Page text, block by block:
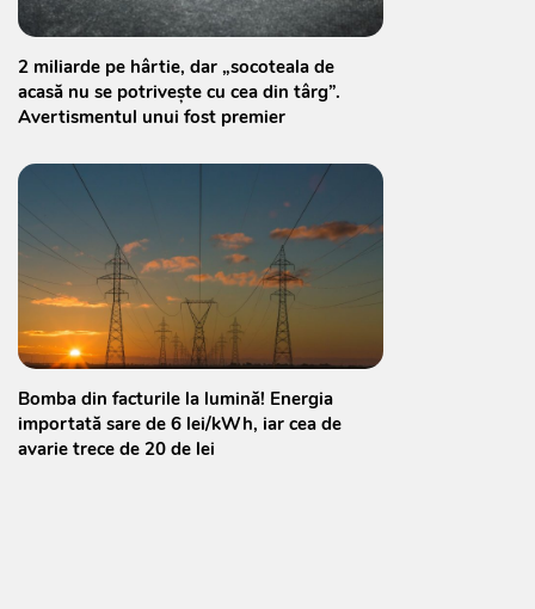
2 miliarde pe hârtie, dar „socoteala de
acasă nu se potrivește cu cea din târg”.
Avertismentul unui fost premier
Bomba din facturile la lumină! Energia
importată sare de 6 lei/kWh, iar cea de
avarie trece de 20 de lei